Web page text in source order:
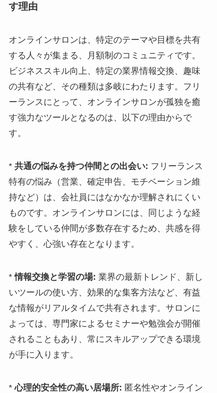
す理由
オンラインサロンは、特定のテーマや目標を共有
する人々が集まる、月額制のコミュニティです。
ビジネススキル向上、特定の業界情報交換、趣味
の共有など、その種類は多岐にわたります。フリ
ーランスにとって、オンラインサロンが孤独を癒
す強力なツールとなるのは、以下の理由からで
す。
* 共通の悩みを持つ仲間との出会い: フリーランス
特有の悩み（営業、確定申告、モチベーション維
持など）は、会社員にはなかなか理解されにくい
ものです。オンラインサロンには、同じような経
験をしている仲間が多数存在するため、共感を得
やすく、心強い存在となります。
*情報交換と学習の場: 業界の最新トレンド、新し
いツールの使い方、効果的な集客方法など、有益
な情報がリアルタイムで共有されます。サロンに
よっては、専門家によるセミナーや勉強会が開催
されることもあり、常にスキルアップできる環境
が手に入ります。
*心理的安全性の高い居場所: 匿名性やオンライン